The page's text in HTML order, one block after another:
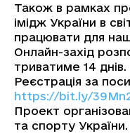
Також в рамках
імідж України в
працювати для
Онлайн-захід
триватиме 14 днів.
Реєстрація за
https://bit.ly/
Проект
та спорту України.